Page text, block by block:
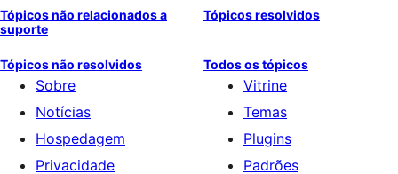
Tópicos não relacionados a
suporte
Tópicos resolvidos
Tópicos não resolvidos Todos os tópicos
Sobre
Notícias
Hospedagem
Privacidade
Vitrine
Temas
Plugins
Padrões